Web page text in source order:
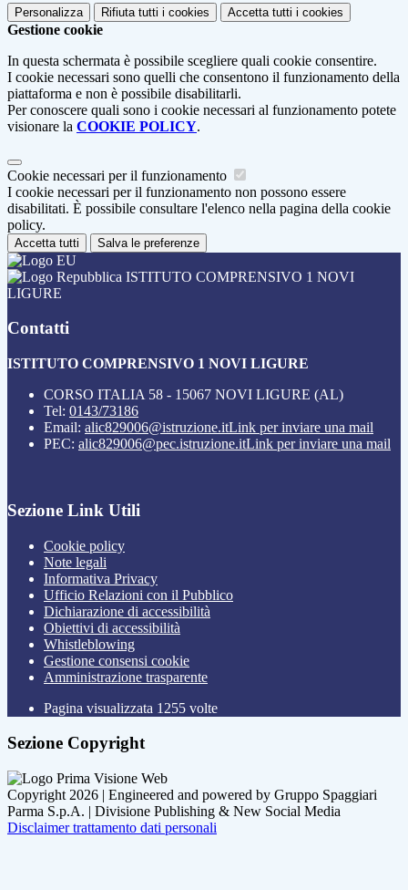
Personalizza Rifiuta tutti i cookies Accetta tutti i cookies
Gestione cookie
In questa schermata è possibile scegliere quali cookie consentire.
I cookie necessari sono quelli che consentono il funzionamento della
piattaforma e non è possibile disabilitarli.
Per conoscere quali sono i cookie necessari al funzionamento potete
visionare la COOKIE POLICY.
Cookie necessari per il funzionamento
I cookie necessari per il funzionamento non possono essere
disabilitati. È possibile consultare l'elenco nella pagina della cookie
policy.
Accetta tutti Salva le preferenze
ISTITUTO COMPRENSIVO 1 NOVI
LIGURE
Contatti
ISTITUTO COMPRENSIVO 1 NOVI LIGURE
CORSO ITALIA 58 - 15067 NOVI LIGURE (AL)
Tel: 0143/73186
Email: alic829006@istruzione.itLink per inviare una mail
PEC: alic829006@pec.istruzione.itLink per inviare una mail
Sezione Link Utili
Cookie policy
Note legali
Informativa Privacy
Ufficio Relazioni con il Pubblico
Dichiarazione di accessibilità
Obiettivi di accessibilità
Whistleblowing
Gestione consensi cookie
Amministrazione trasparente
Pagina visualizzata 1255 volte
Sezione Copyright
Copyright 2026 | Engineered and powered by Gruppo Spaggiari
Parma S.p.A. | Divisione Publishing & New Social Media
Disclaimer trattamento dati personali